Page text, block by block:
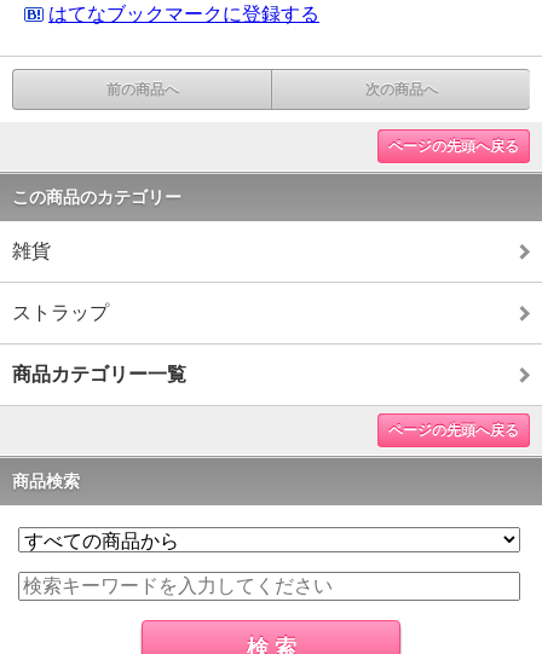
はてなブックマークに登録する
前の商品へ 次の商品へ
ページの先頭へ戻る
この商品のカテゴリー
雑貨
ストラップ
商品カテゴリー一覧
ページの先頭へ戻る
商品検索